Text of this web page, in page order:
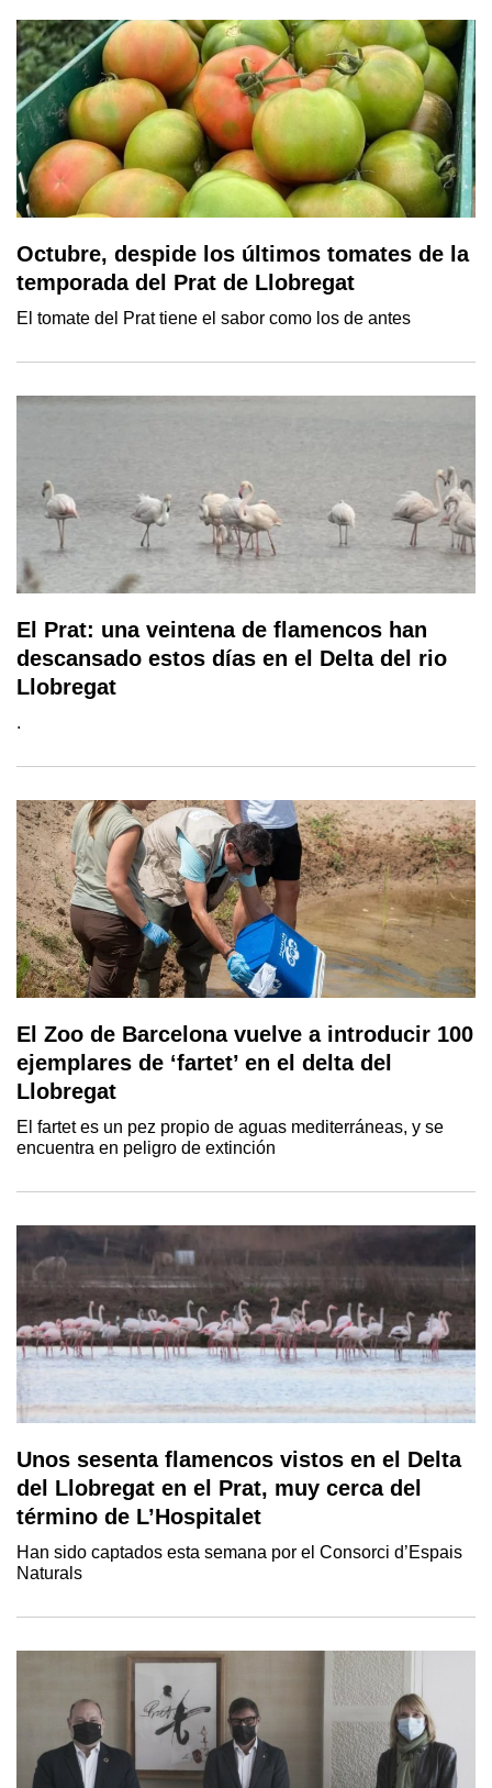
Octubre, despide los últimos tomates de la
temporada del Prat de Llobregat
El tomate del Prat tiene el sabor como los de antes
El Prat: una veintena de flamencos han
descansado estos días en el Delta del rio
Llobregat
.
El Zoo de Barcelona vuelve a introducir 100
ejemplares de ‘fartet’ en el delta del
Llobregat
El fartet es un pez propio de aguas mediterráneas, y se
encuentra en peligro de extinción
Unos sesenta flamencos vistos en el Delta
del Llobregat en el Prat, muy cerca del
término de L’Hospitalet
Han sido captados esta semana por el Consorci d’Espais
Naturals